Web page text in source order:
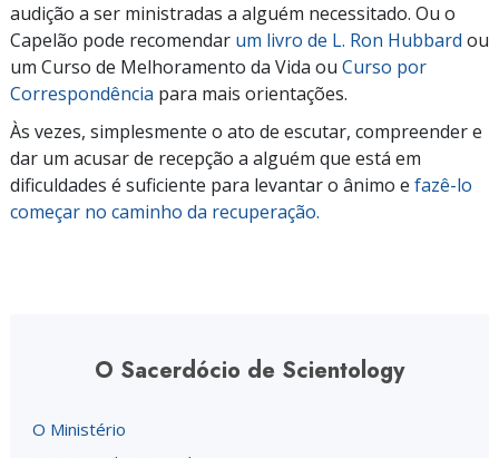
audição a ser ministradas a alguém necessitado. Ou o
Capelão pode recomendar um livro de L. Ron Hubbard ou
um Curso de Melhoramento da Vida ou Curso por
Correspondência para mais orientações.
Às vezes, simplesmente o ato de escutar, compreender e
dar um acusar de recepção a alguém que está em
dificuldades é suficiente para levantar o ânimo e fazê-lo
começar no caminho da recuperação.
O Sacerdócio de Scientology
O Ministério